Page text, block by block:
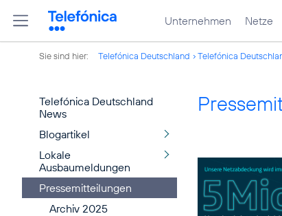
Unternehmen Netze
Sie sind hier: Telefónica Deutschland Telefónica
Telefónica Deutschland
News
Blogartikel
Lokale
Ausbaumeldungen
Pressemitteilungen
Archiv 2025